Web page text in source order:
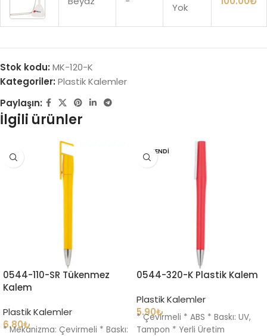
Yok
Stok kodu: MK-120-K
Kategoriler: Plastik Kalemler
Paylaşın:
İlgili ürünler
0544-110-SR Tükenmez
Kalem
Plastik Kalemler
6.80₺
* Mekanizma: Çevirmeli * Baskı:
TÜKENDI
0544-320-K Plastik Kalem
Plastik Kalemler
5.90₺
* Çevirmeli * ABS * Baskı: UV,
Tampon * Yerli Üretim